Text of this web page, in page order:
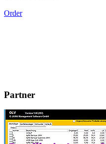
Order
Partner